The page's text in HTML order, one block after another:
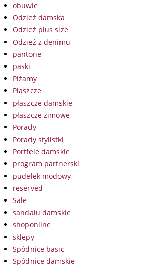
obuwie
Odzież damska
Odzież plus size
Odzież z denimu
pantone
paski
Piżamy
Płaszcze
płaszcze damskie
płaszcze zimowe
Porady
Porady stylistki
Portfele damskie
program partnerski
pudelek modowy
reserved
Sale
sandału damskie
shoponline
sklepy
Spódnice basic
Spódnice damskie